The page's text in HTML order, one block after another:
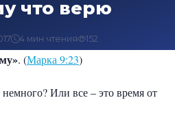
что верю
4 мин чтения 152
. (Марка 9:23)
Или все – это время от